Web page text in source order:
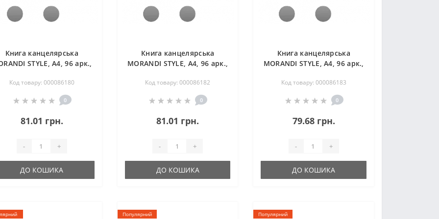
Книга канцелярська
STYLE, А4, 96 арк.,
обкл., капучино
Код товару: 000086180
0
81.01 грн.
- +
ДО КОШИКА
Книга канцелярська
MORANDI STYLE, А4, 96 арк.,
обкл., маренго
Код товару: 000086182
0
81.01 грн.
- +
ДО КОШИКА
Книга канцелярська
MORANDI STYLE, А4, 96 арк.,
обкл., пудрова
Код товару: 000086183
0
79.68 грн.
- +
ДО КОШИКА
Популярний Популярний